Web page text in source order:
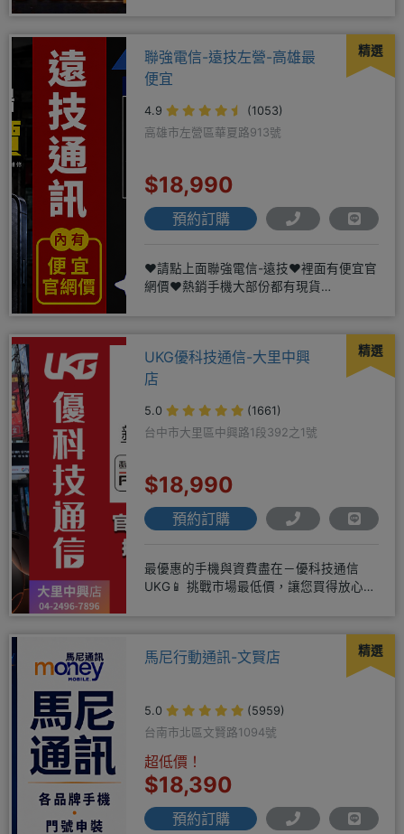
精選
聯強電信-遠技左營-高雄最
便宜
4.9
(1053)
高雄市左營區華夏路913號
$18,990
預約訂購
❤️請點上面聯強電信-遠技❤️裡面有便宜官
網價❤️熱銷手機大部份都有現貨
精選
UKG優科技通信-大里中興
店
5.0
(1661)
台中市大里區中興路1段392之1號
$18,990
預約訂購
最優惠的手機與資費盡在－優科技通信
UKG📱 挑戰市場最低價，讓您買得放心又
精選
馬尼行動通訊-文賢店
5.0
(5959)
台南市北區文賢路1094號
超低價！
$18,390
預約訂購